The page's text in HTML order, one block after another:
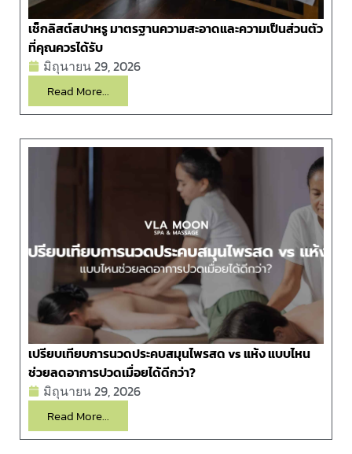
เช็กลิสต์สปาหรู มาตรฐานความสะอาดและความเป็นส่วนตัว
ที่คุณควรได้รับ
มิถุนายน 29, 2026
Read More...
เปรียบเทียบการนวดประคบสมุนไพรสด vs แห้ง แบบไหน
ช่วยลดอาการปวดเมื่อยได้ดีกว่า?
มิถุนายน 29, 2026
Read More...